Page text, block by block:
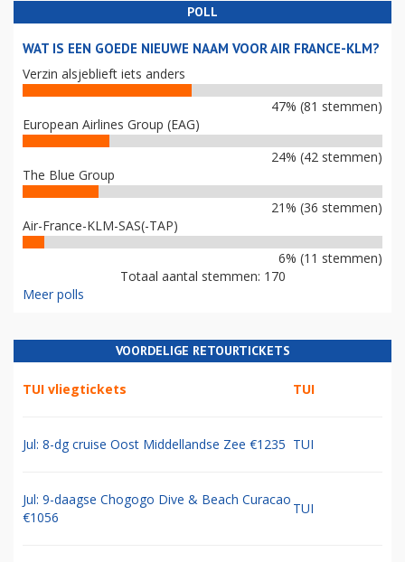
POLL
WAT IS EEN GOEDE NIEUWE NAAM VOOR AIR FRANCE-KLM?
Verzin alsjeblieft iets anders
47% (81 stemmen)
European Airlines Group (EAG)
24% (42 stemmen)
The Blue Group
21% (36 stemmen)
Air-France-KLM-SAS(-TAP)
6% (11 stemmen)
Totaal aantal stemmen: 170
Meer polls
VOORDELIGE RETOURTICKETS
TUI vliegtickets TUI
Jul: 8-dg cruise Oost Middellandse Zee €1235 TUI
Jul: 9-daagse Chogogo Dive & Beach Curacao
€1056
TUI